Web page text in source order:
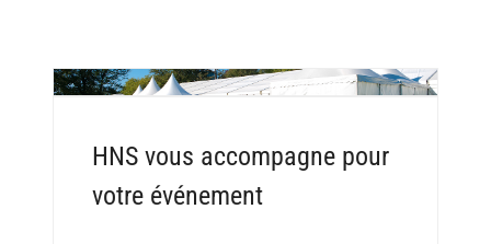
HNS vous accompagne pour
votre événement